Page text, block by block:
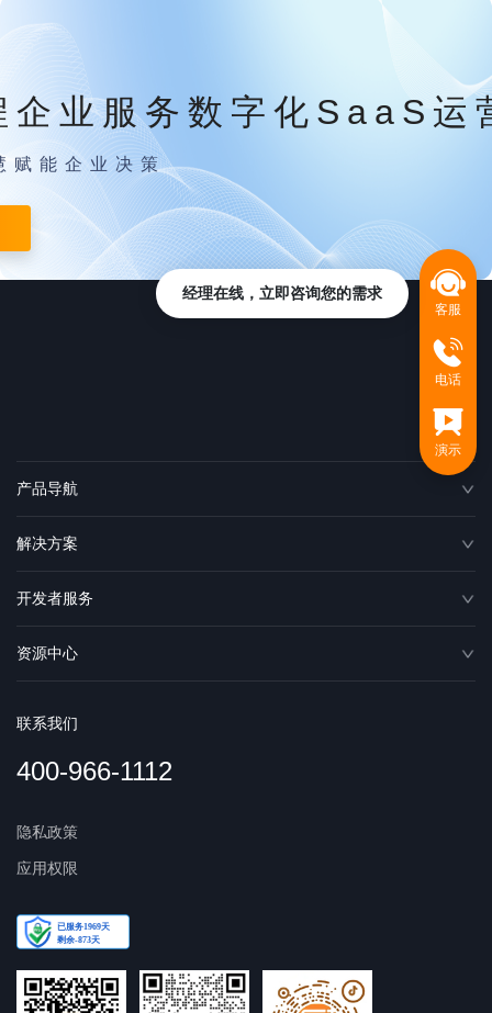
企业服务数字化SaaS运
赋能企业决策
产品导航
解决方案
开发者服务
资源中心
联系我们
400-966-1112
隐私政策
应用权限
客服
电话
演示
经理在线，立即咨询您的需求